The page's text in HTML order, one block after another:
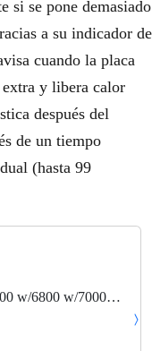
si se pone demasiado
a su indicador de
cuando la placa
y libera calor
después del
de un tiempo
(hasta 99
w/6800 w/7000